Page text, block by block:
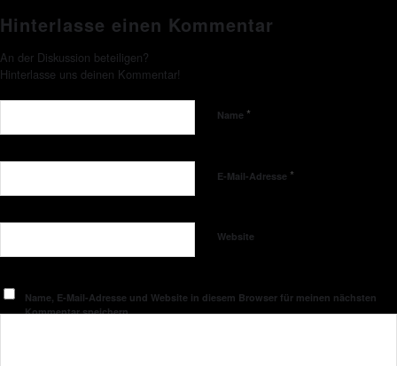
Hinterlasse einen Kommentar
An der Diskussion beteiligen?
Hinterlasse uns deinen Kommentar!
Name *
E-Mail-Adresse *
Website
Name, E-Mail-Adresse und Website in diesem Browser für meinen nächsten
Kommentar speichern.